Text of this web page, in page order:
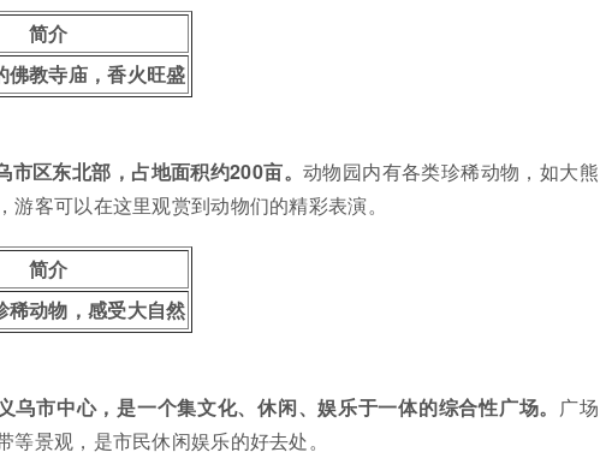
简介
佛教寺庙，香火旺盛
市区东北部，占地面积约200亩。 动物园内有各类珍稀动物，如大熊
游客可以在这里观赏到动物们的精彩表演。
简介
稀动物，感受大自然
乌市中心，是一个集文化、休闲、娱乐于一体的综合性广场。 广场
景观，是市民休闲娱乐的好去处。